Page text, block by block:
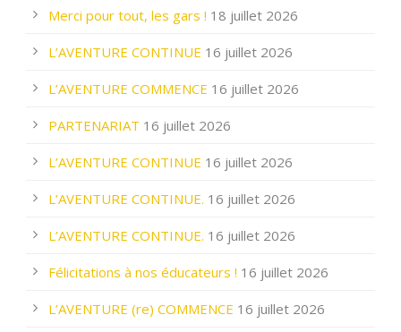
Merci pour tout, les gars ! 18 juillet 2026
L’AVENTURE CONTINUE 16 juillet 2026
L’AVENTURE COMMENCE 16 juillet 2026
PARTENARIAT 16 juillet 2026
L’AVENTURE CONTINUE 16 juillet 2026
L’AVENTURE CONTINUE. 16 juillet 2026
L’AVENTURE CONTINUE. 16 juillet 2026
Félicitations à nos éducateurs ! 16 juillet 2026
L’AVENTURE (re) COMMENCE 16 juillet 2026